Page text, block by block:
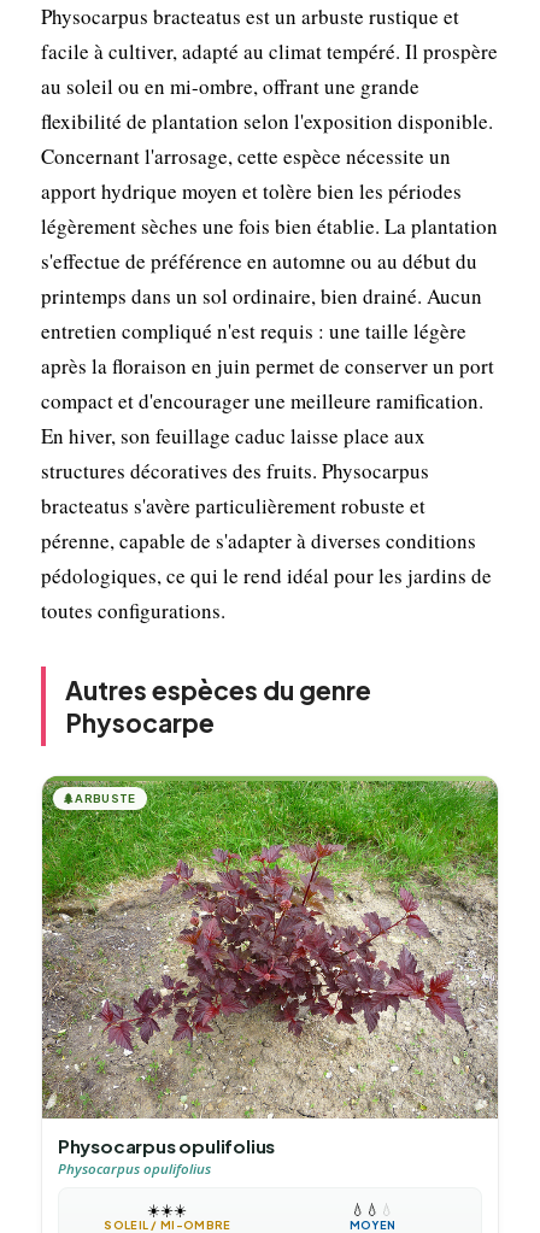
Physocarpus bracteatus est un arbuste rustique et
facile à cultiver, adapté au climat tempéré. Il prospère
au soleil ou en mi-ombre, offrant une grande
flexibilité de plantation selon l'exposition disponible.
Concernant l'arrosage, cette espèce nécessite un
apport hydrique moyen et tolère bien les périodes
légèrement sèches une fois bien établie. La plantation
s'effectue de préférence en automne ou au début du
printemps dans un sol ordinaire, bien drainé. Aucun
entretien compliqué n'est requis : une taille légère
après la floraison en juin permet de conserver un port
compact et d'encourager une meilleure ramification.
En hiver, son feuillage caduc laisse place aux
structures décoratives des fruits. Physocarpus
bracteatus s'avère particulièrement robuste et
pérenne, capable de s'adapter à diverses conditions
pédologiques, ce qui le rend idéal pour les jardins de
toutes configurations.
Autres espèces du genre
Physocarpe
🌲ARBUSTE
Physocarpus opulifolius
Physocarpus opulifolius
☀️☀️☀️
SOLEIL / MI-OMBRE
💧 💧 💧
MOYEN